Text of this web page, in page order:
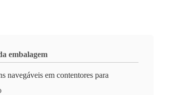
embalagem
navegáveis em contentores para